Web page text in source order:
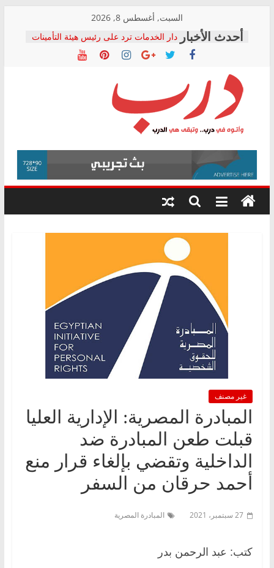
content
السبت, أغسطس 8, 2026
دار الخدمات ترد على رئيس هيئة التأمينات
بعد مؤتمره الصحفي: إنكار الأزمة لا ينهي
معاناة أصحاب المعاشات.. ونطالب بكشف
فرحات سليمان يكتب: القطاع الصحي إلى
أين؟
حزب التحالف الشعبي يطلق لجنة “الحق
في الصحة” بالإسكندرية لرصد الانتهاكات
ودعم المرضى
الوزاري لمدينة الصحفيين.. وانتهاء أعمال
إنشاء المبنى الإداري
المجلس القومي لحقوق الإنسان يعلن
متابعة قضية الدكتور محمد زهران.. ويؤكد:
قرينة البراءة وضمانات المحاكمة العادلة
درب
وأتوه
درب..
وتبقى
هي
غير مصنف
المبادرة المصرية: الإدارية العليا
قبلت طعن المبادرة ضد
الداخلية وتقضي بإلغاء قرار منع
أحمد حرقان من السفر
27 سبتمبر، 2021 المبادرة المصرية
كتب: عبد الرحمن بدر